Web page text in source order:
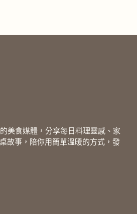
美食媒體，分享每日料理靈感、家
故事，陪你用簡單溫暖的方式，發